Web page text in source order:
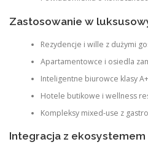
Zastosowanie w
Rezydencje i wille z dużymi
Apartamentowce i osiedla
Inteligentne biurowce klasy A+
Hotele butikowe i wellness
Kompleksy mixed-use z
Integracja z